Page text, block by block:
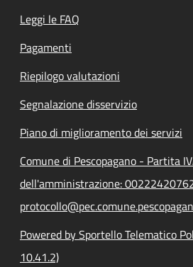
Leggi le FAQ
Pagamenti
Riepilogo valutazioni
Segnalazione disservizio
Piano di miglioramento dei servizi
Comune di Pescopagano - Partita
dell'amministrazione:
Powered by Sportello Telematico
10.41.2)